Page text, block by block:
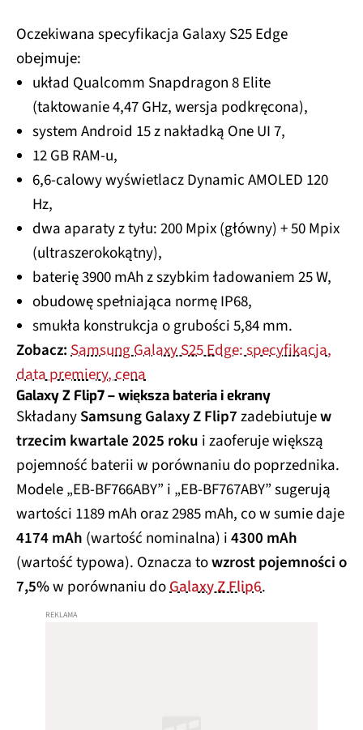
Oczekiwana specyfikacja Galaxy S25 Edge
obejmuje:
układ Qualcomm Snapdragon 8 Elite
(taktowanie 4,47 GHz, wersja podkręcona),
system Android 15 z nakładką One UI 7,
12 GB RAM-u,
6,6-calowy wyświetlacz Dynamic AMOLED 120
Hz,
dwa aparaty z tyłu: 200 Mpix (główny) + 50 Mpix
(ultraszerokokątny),
baterię 3900 mAh z szybkim ładowaniem 25 W,
obudowę spełniająca normę IP68,
smukła konstrukcja o grubości 5,84 mm.
Zobacz:Samsung Galaxy S25 Edge: specyfikacja,
data premiery, cena
Galaxy Z Flip7 – większa bateria i ekrany
SkładanySamsung Galaxy Z Flip7zadebiutujew
trzecim kwartale 2025 roku i zaoferuje większą
pojemność baterii w porównaniu do poprzednika.
Modele „EB-BF766ABY” i „EB-BF767ABY” sugerują
wartości 1189 mAh oraz 2985 mAh, co w sumie daje
4174 mAh (wartość nominalna) i4300 mAh
(wartość typowa). Oznacza towzrost pojemności o
7,5%w porównaniu doGalaxy Z Flip6.